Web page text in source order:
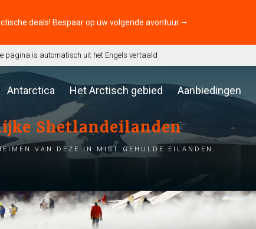
deals! Bespaar op uw volgende avontuur ⭢
pagina is automatisch uit het Engels vertaald
Antarctica Het Arctisch gebied Aanbiedingen
Shetlandeilanden
van deze in mist gehulde eilanden